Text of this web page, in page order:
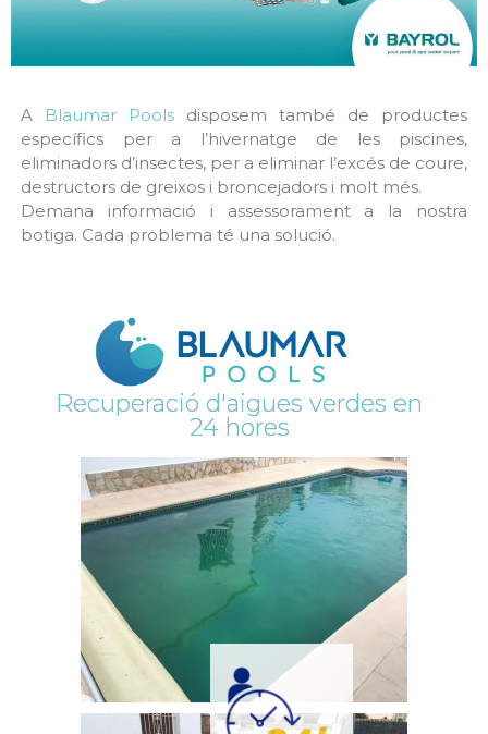
A Blaumar Pools disposem també de productes
específics per a l’hivernatge de les piscines,
eliminadors d’insectes, per a eliminar l’excés de coure,
destructors de greixos i broncejadors i molt més.
Demana informació i assessorament a la nostra
botiga. Cada problema té una solució.
Recuperació d'aigues verdes en
24 hores